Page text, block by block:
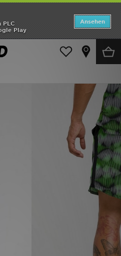
PLC
Play
Ansehen
Shorts